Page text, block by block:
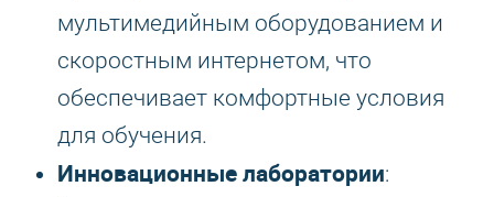
мультимедийным оборудованием и
скоростным интернетом, что
обеспечивает комфортные условия
для обучения.
Инновационные лаборатории: